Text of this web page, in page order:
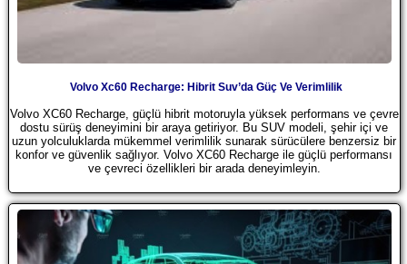
Volvo Xc60 Recharge: Hibrit Suv’da Güç Ve Verimlilik
Volvo XC60 Recharge, güçlü hibrit motoruyla yüksek performans ve çevre
dostu sürüş deneyimini bir araya getiriyor. Bu SUV modeli, şehir içi ve
uzun yolculuklarda mükemmel verimlilik sunarak sürücülere benzersiz bir
konfor ve güvenlik sağlıyor. Volvo XC60 Recharge ile güçlü performansı
ve çevreci özellikleri bir arada deneyimleyin.